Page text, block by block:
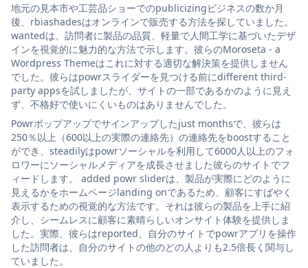
地元の見本市や工芸品ショーでのpublicizingビジネスの数か月
後、rbiashadesはオンラインで販売する方法を探していました。
wantedは、訪問者に製品の品質、軽量で人間工学に基づいたデザ
インを視覚的に魅力的な方法で示します。彼らのMoroseta - a
Wordpress Themeはこれに対する適切な解決策を提供しません
でした。彼らはpowrスライダーを見つける前にdifferent third-
party appsを試しましたが、サイトの一部であるかのように見え
ず、不格好で使いにくいものはありませんでした。
Powrポップアップでサインアップしたjust monthsで、彼らは
250％以上（600以上の実際の連絡先）の連絡先をboostすること
ができ、steadilyはpowrソーシャルを利用して6000人以上のフォ
ロワーにソーシャルメディアを成長させました彼らのサイトでフ
ィードします。 added powr sliderは、製品が実際にどのように
見えるかをホームページlanding onであるため、顧客にすばやく
表示するための視覚的な方法です。それは彼らの製品を上手に紹
介し、シームレスに顧客に素晴らしいオンサイト体験を提供しま
した。実際、彼らはreported、自分のサイトでpowrアプリを操作
した訪問者は、自分のサイトの他のどの人よりも2.5倍長く関与し
ていました。